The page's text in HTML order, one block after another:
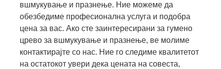
вшмукување и празнење. Ние можеме да
обезбедиме професионална услуга и подобра
цена за вас. Ако сте заинтересирани за гумено
црево за вшмукување и празнење, ве молиме
контактирајте со нас. Ние го следиме квалитетот
на остатокот увери дека цената на совеста,